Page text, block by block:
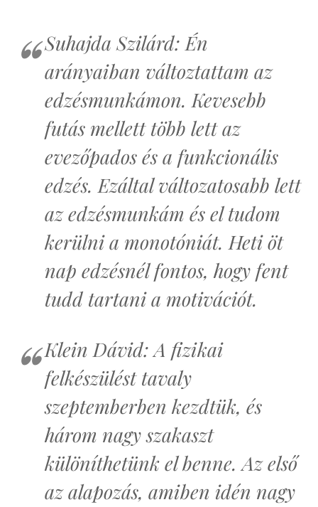
Suhajda Szilárd: Én
arányaiban változtattam az
edzésmunkámon. Kevesebb
futás mellett több lett az
evezőpados és a funkcionális
edzés. Ezáltal változatosabb lett
az edzésmunkám és el tudom
kerülni a monotóniát. Heti öt
nap edzésnél fontos, hogy fent
tudd tartani a motivációt.
Klein Dávid: A fizikai
felkészülést tavaly
szeptemberben kezdtük, és
három nagy szakaszt
különíthetünk el benne. Az első
az alapozás, amiben idén nagy